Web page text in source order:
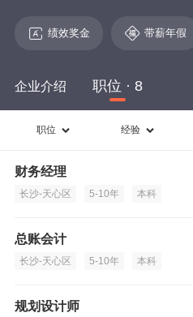
绩效奖金 带薪年假
企业介绍 职位 · 8
职位 经验
财务经理
长沙-天心区 5-10年 本科
总账会计
长沙-天心区 5-10年 本科
规划设计师